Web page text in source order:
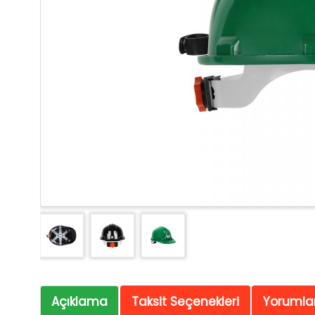
Açıklama Taksit Seçenekleri